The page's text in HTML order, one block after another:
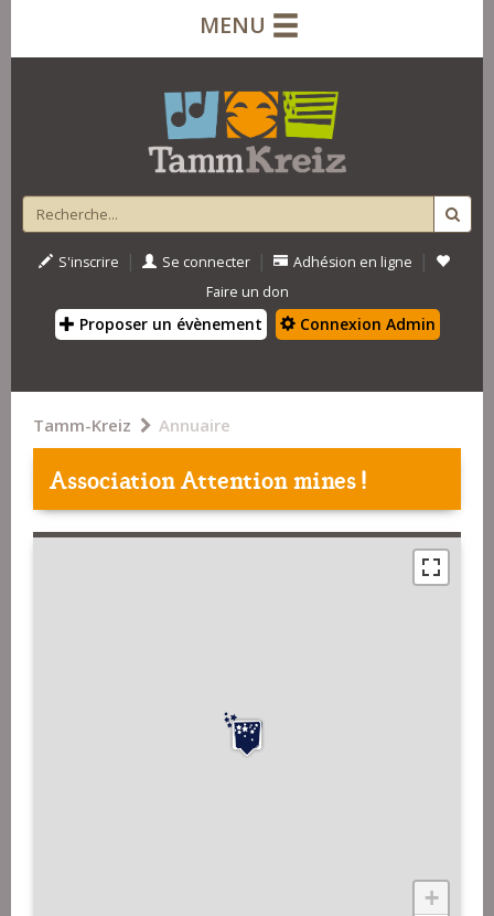
MENU
S'inscrire | Se connecter | Adhésion en ligne |
Faire un don
Proposer un évènement Connexion Admin
Tamm-Kreiz Annuaire
Association Attention mines !
+